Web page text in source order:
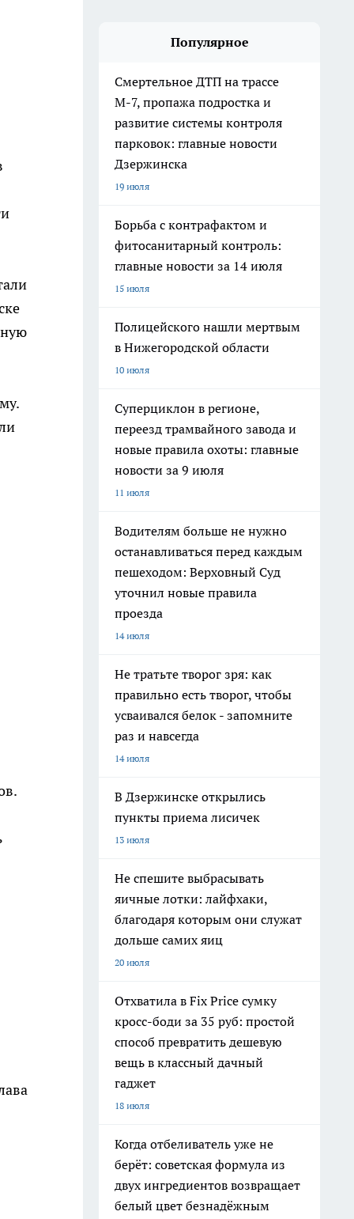
Популярное
Смертельное ДТП на трассе
М-7, пропажа подростка и
развитие системы контроля
парковок: главные новости
Дзержинска
19 июля
Борьба с контрафактом и
фитосанитарный контроль:
главные новости за 14 июля
15 июля
Полицейского нашли мертвым
в Нижегородской области
10 июля
Суперциклон в регионе,
переезд трамвайного завода и
новые правила охоты: главные
новости за 9 июля
11 июля
Водителям больше не нужно
останавливаться перед каждым
пешеходом: Верховный Суд
уточнил новые правила
проезда
14 июля
Не тратьте творог зря: как
правильно есть творог, чтобы
усваивался белок - запомните
раз и навсегда
14 июля
В Дзержинске открылись
пункты приема лисичек
13 июля
Не спешите выбрасывать
яичные лотки: лайфхаки,
благодаря которым они служат
дольше самих яиц
20 июля
Отхватила в Fix Price сумку
кросс-боди за 35 руб: простой
способ превратить дешевую
вещь в классный дачный
гаджет
18 июля
Когда отбеливатель уже не
берёт: советская формула из
двух ингредиентов возвращает
белый цвет безнадёжным